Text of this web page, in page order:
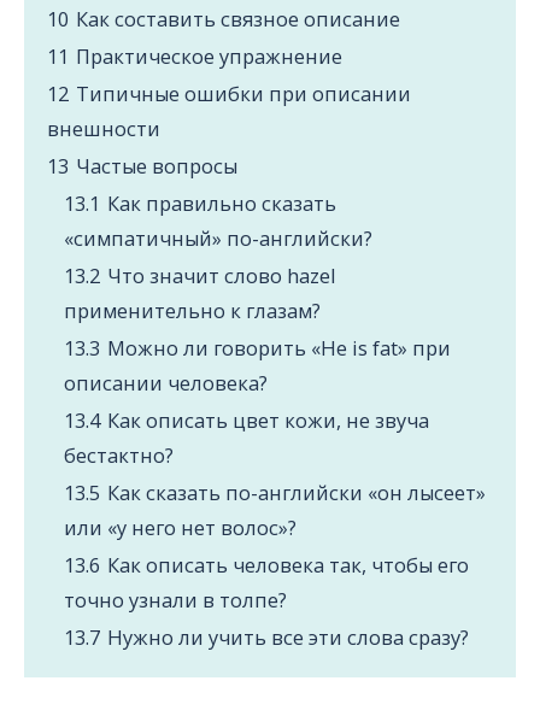
10 Как составить связное описание
11 Практическое упражнение
12 Типичные ошибки при описании
внешности
13 Частые вопросы
13.1 Как правильно сказать
«симпатичный» по-английски?
13.2 Что значит слово hazel
применительно к глазам?
13.3 Можно ли говорить «He is fat» при
описании человека?
13.4 Как описать цвет кожи, не звуча
бестактно?
13.5 Как сказать по-английски «он лысеет»
или «у него нет волос»?
13.6 Как описать человека так, чтобы его
точно узнали в толпе?
13.7 Нужно ли учить все эти слова сразу?